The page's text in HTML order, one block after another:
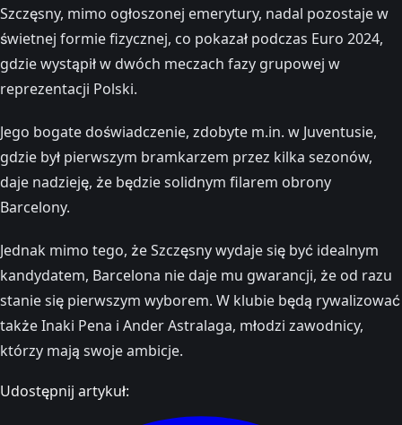
Szczęsny, mimo ogłoszonej emerytury, nadal pozostaje w
świetnej formie fizycznej, co pokazał podczas Euro 2024,
gdzie wystąpił w dwóch meczach fazy grupowej w
reprezentacji Polski​.
Jego bogate doświadczenie, zdobyte m.in. w Juventusie,
gdzie był pierwszym bramkarzem przez kilka sezonów,
daje nadzieję, że będzie solidnym filarem obrony
Barcelony.
Jednak mimo tego, że Szczęsny wydaje się być idealnym
kandydatem, Barcelona nie daje mu gwarancji, że od razu
stanie się pierwszym wyborem. W klubie będą rywalizować
także Inaki Pena i Ander Astralaga, młodzi zawodnicy,
którzy mają swoje ambicje​.
Udostępnij artykuł: